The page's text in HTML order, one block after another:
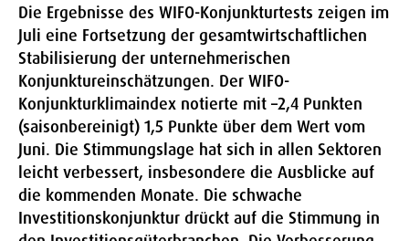
Die Ergebnisse des WIFO-Konjunkturtests zeigen im
Juli eine Fortsetzung der gesamtwirtschaftlichen
Stabilisierung der unternehmerischen
Konjunktureinschätzungen. Der WIFO-
Konjunkturklimaindex notierte mit –2,4 Punkten
(saisonbereinigt) 1,5 Punkte über dem Wert vom
Juni. Die Stimmungslage hat sich in allen Sektoren
leicht verbessert, insbesondere die Ausblicke auf
die kommenden Monate. Die schwache
Investitionskonjunktur drückt auf die Stimmung in